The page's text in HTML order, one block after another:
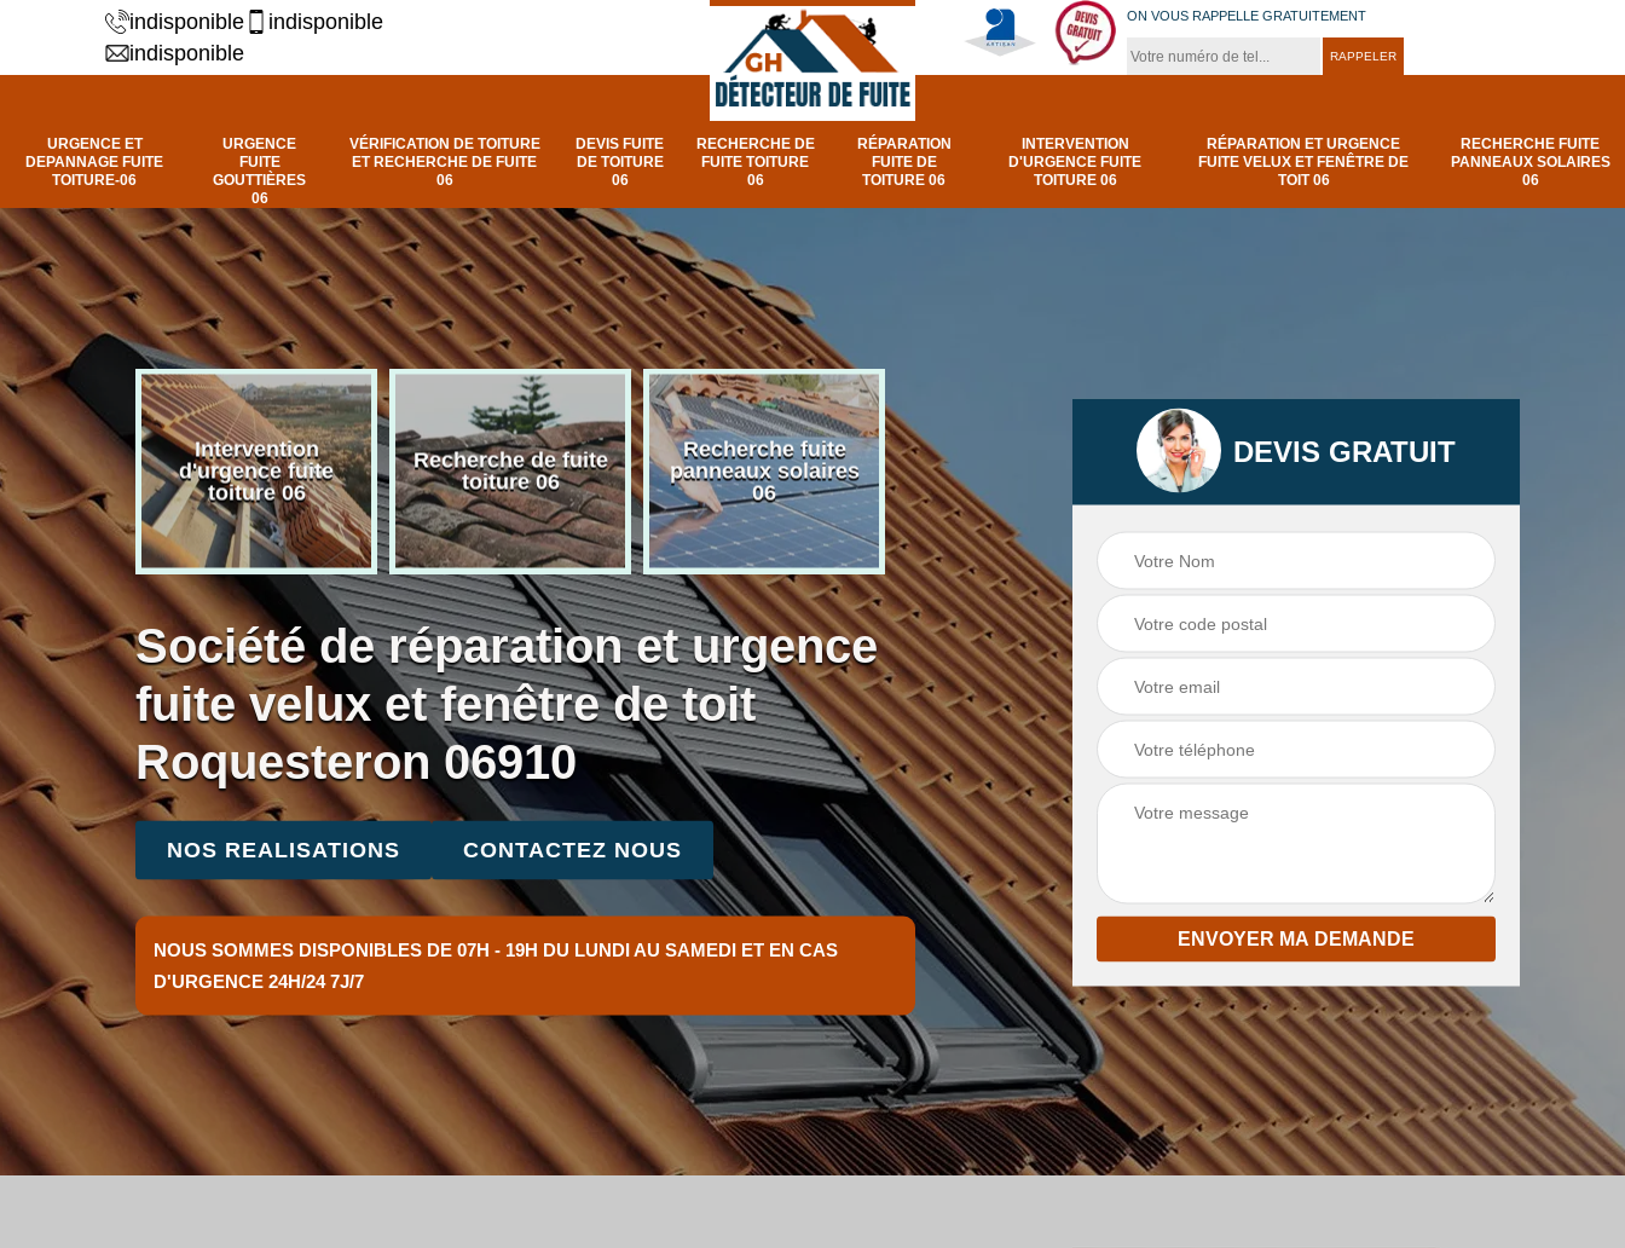
indisponible
indisponible
indisponible
ON VOUS RAPPELLE GRATUITEMENT
URGENCE ET
DEPANNAGE FUITE
TOITURE-06
URGENCE
FUITE
GOUTTIÈRES
06
VÉRIFICATION DE TOITURE
ET RECHERCHE DE FUITE
06
DEVIS FUITE
DE TOITURE
06
RECHERCHE DE
FUITE TOITURE
06
RÉPARATION
FUITE DE
TOITURE 06
INTERVENTION
D'URGENCE FUITE
TOITURE 06
RÉPARATION ET URGENCE
FUITE VELUX ET FENÊTRE DE
TOIT 06
RECHERCHE FUITE
PANNEAUX SOLAIRES
06
de
06
Intervention
d'urgence fuite
toiture 06
Recherche de fuite
toiture 06
Recherche fuite
panneaux solaires
06
urgence fuite velux
et fenêtre de toit 06
Réparation fuite de
Société de réparation et urgence
fuite velux et fenêtre de toit
Roquesteron 06910
NOS REALISATIONS CONTACTEZ NOUS
NOUS SOMMES DISPONIBLES DE 07H - 19H DU LUNDI AU SAMEDI ET EN CAS
D'URGENCE 24H/24 7J/7
DEVIS GRATUIT